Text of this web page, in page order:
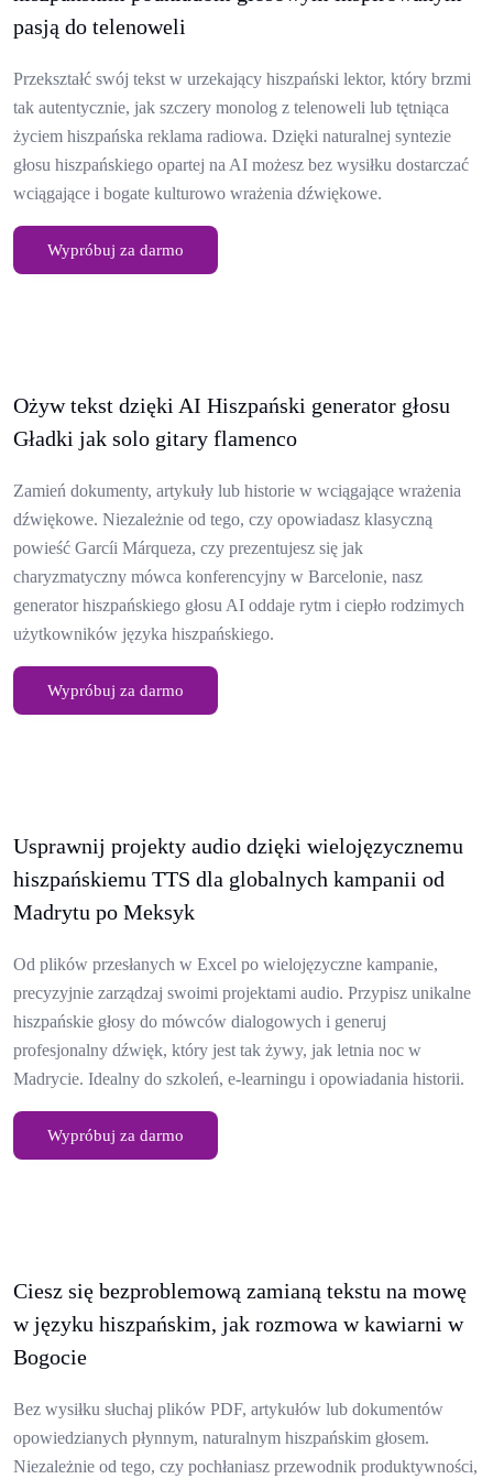
pasją do telenoweli
Przekształć swój tekst w urzekający hiszpański lektor, który brzmi
tak autentycznie, jak szczery monolog z telenoweli lub tętniąca
życiem hiszpańska reklama radiowa. Dzięki naturalnej syntezie
głosu hiszpańskiego opartej na AI możesz bez wysiłku dostarczać
wciągające i bogate kulturowo wrażenia dźwiękowe.
Wypróbuj za darmo
Ożyw tekst dzięki AI Hiszpański generator głosu
Gładki jak solo gitary flamenco
Zamień dokumenty, artykuły lub historie w wciągające wrażenia
dźwiękowe. Niezależnie od tego, czy opowiadasz klasyczną
powieść Garcíi Márqueza, czy prezentujesz się jak
charyzmatyczny mówca konferencyjny w Barcelonie, nasz
generator hiszpańskiego głosu AI oddaje rytm i ciepło rodzimych
użytkowników języka hiszpańskiego.
Wypróbuj za darmo
Usprawnij projekty audio dzięki wielojęzycznemu
hiszpańskiemu TTS dla globalnych kampanii od
Madrytu po Meksyk
Od plików przesłanych w Excel po wielojęzyczne kampanie,
precyzyjnie zarządzaj swoimi projektami audio. Przypisz unikalne
hiszpańskie głosy do mówców dialogowych i generuj
profesjonalny dźwięk, który jest tak żywy, jak letnia noc w
Madrycie. Idealny do szkoleń, e-learningu i opowiadania historii.
Wypróbuj za darmo
Ciesz się bezproblemową zamianą tekstu na mowę
w języku hiszpańskim, jak rozmowa w kawiarni w
Bogocie
Bez wysiłku słuchaj plików PDF, artykułów lub dokumentów
opowiedzianych płynnym, naturalnym hiszpańskim głosem.
Niezależnie od tego, czy pochłaniasz przewodnik produktywności,